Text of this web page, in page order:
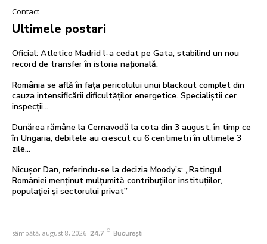
Contact
Ultimele postari
Oficial: Atletico Madrid l-a cedat pe Gata, stabilind un nou
record de transfer în istoria națională.
România se află în fața pericolului unui blackout complet din
cauza intensificării dificultăților energetice. Specialiștii cer
inspecții…
Dunărea rămâne la Cernavodă la cota din 3 august, în timp ce
în Ungaria, debitele au crescut cu 6 centimetri în ultimele 3
zile...
Nicușor Dan, referindu-se la decizia Moody’s: „Ratingul
României menținut mulțumită contribuțiilor instituțiilor,
populației și sectorului privat”
sâmbătă, august 8, 2026 24.7 C București